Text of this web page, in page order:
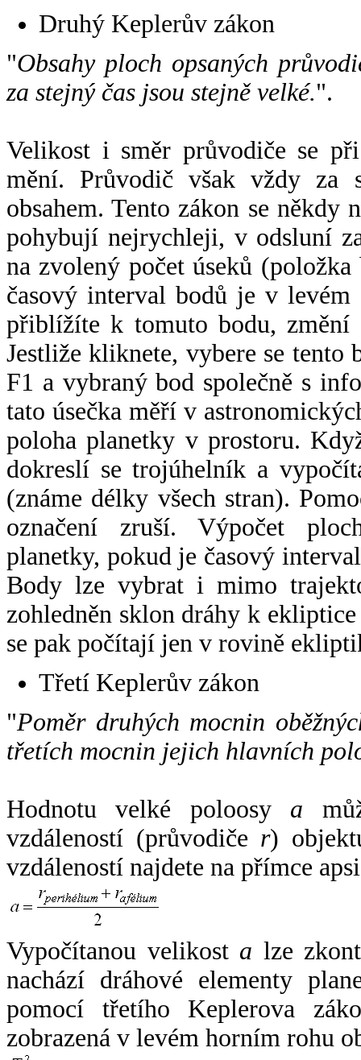
Druhý Keplerův zákon
"Obsahy ploch opsaných
za stejný čas jsou stejně velké.".
Velikost i směr průvodiče se
mění. Průvodič však vždy za
obsahem. Tento zákon se někdy
pohybují nejrychleji, v odsluní
na zvolený počet úseků
časový interval bodů je v
přiblížíte k tomuto bodu,
Jestliže kliknete, vybere se tento
F1 a vybraný bod společně s
tato úsečka měří v
poloha planetky v prostoru.
dokreslí se trojúhelník a
(známe délky všech stran).
označení zruší. Výpočet
planetky, pokud je časový
Body lze vybrat i mimo
zohledněn sklon dráhy k
se pak počítají jen v rovině
Třetí Keplerův zákon
"Poměr druhých mocnin
třetích mocnin jejich hlavních
Hodnotu velké poloosy a
vzdáleností (průvodiče r)
vzdáleností najdete na přímce
Vypočítanou velikost a lze
nachází dráhové elementy
pomocí třetího Keplerova
zobrazená v levém horním rohu